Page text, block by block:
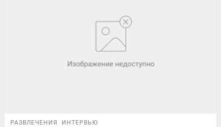
РАЗВЛЕЧЕНИЯ ИНТЕРВЬЮ